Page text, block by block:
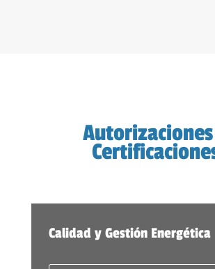
Calidad y Gestión Energética